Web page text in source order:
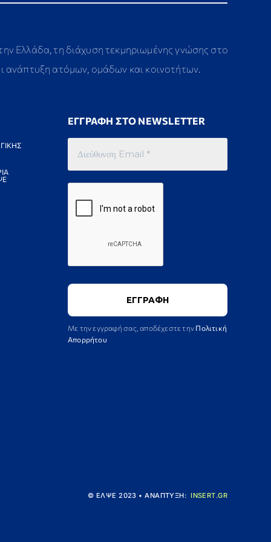
Ελλάδα, τη διάχυση τεκμηριωμένης γνώσης στο
ανάπτυξη ατόμων, ομάδων και κοινοτήτων.
ΕΓΓΡΑΦΗ ΣΤΟ NEWSLETTER
Με την εγγραφή σας, αποδέχεστε την Πολιτική
Απορρήτου
© ΕΛΨΕ 2023 • ΑΝΑΠΤΥΞΗ:INSERT.GR